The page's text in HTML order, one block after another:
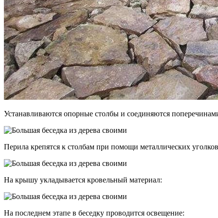
Устанавливаются опорные столбы и соединяются
Перила крепятся к столбам при помощи металлических
На крышу укладывается кровельный материал:
На последнем этапе в беседку проводится освещение: